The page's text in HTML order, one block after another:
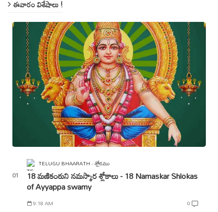
ఈవారం విశేషాలు !
TELUGU BHAARATH శ్లోకము
18 మణికంఠుని నమస్కార శ్లోకాలు - 18 Namaskar Shlokas
of Ayyappa swamy
9:18 AM 0